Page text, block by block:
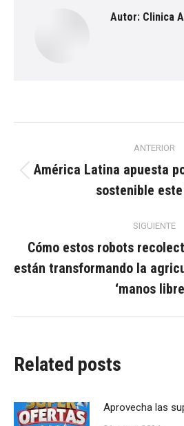
Autor: Clinica
Navegación
entre
ANTERIOR
América Latina apuesta
sostenible
SIGUIENTE
Cómo estos robots
están transformando la
‘manos
Related posts
Aprovecha las